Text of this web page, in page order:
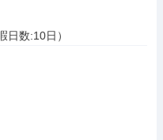
日数:10日）